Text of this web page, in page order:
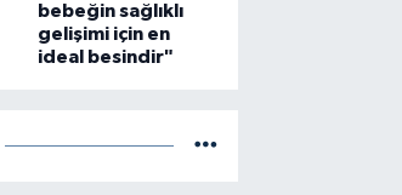
bebeğin sağlıklı
gelişimi için en
ideal besindir"